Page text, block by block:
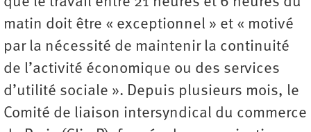
matin doit être « exceptionnel » et « motivé
par la nécessité de maintenir la continuité
de l’activité économique ou des services
d’utilité sociale ». Depuis plusieurs mois, le
Comité de liaison intersyndical du commerce